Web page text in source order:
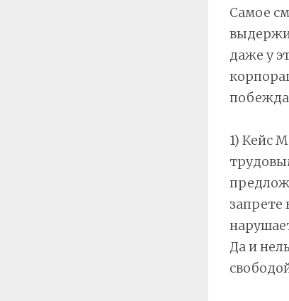
Самое
даже у
1) Кейс
запрете
Да и